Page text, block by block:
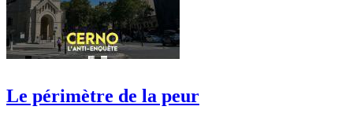
Le périmètre de la peur